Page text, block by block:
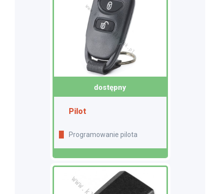
dostępny
Pilot
Programowanie pilota